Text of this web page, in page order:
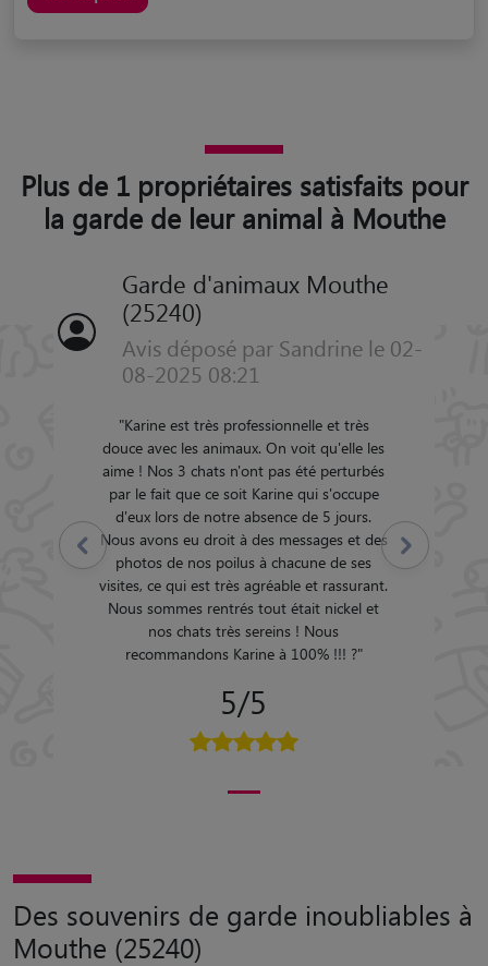
Plus de 1 propriétaires satisfaits pour
la garde de leur animal à Mouthe
Garde d'animaux Mouthe
(25240)
Avis déposé par Sandrine le 02-
08-2025 08:21
"Karine est très professionnelle et très
douce avec les animaux. On voit qu'elle les
aime ! Nos 3 chats n'ont pas été perturbés
par le fait que ce soit Karine qui s'occupe
d'eux lors de notre absence de 5 jours.
Nous avons eu droit à des messages et des
photos de nos poilus à chacune de ses
visites, ce qui est très agréable et rassurant.
Nous sommes rentrés tout était nickel et
nos chats très sereins ! Nous
recommandons Karine à 100% !!! ?"
5/5
Précédent Suivant
Des souvenirs de garde inoubliables à
Mouthe (25240)